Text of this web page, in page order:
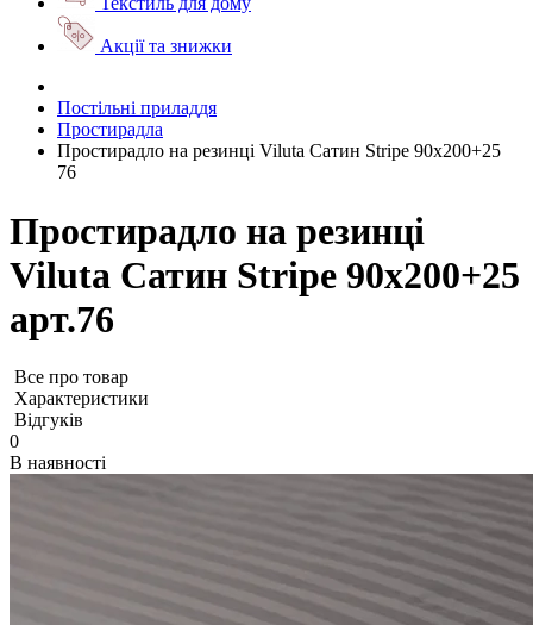
Акції та знижки
Постільні приладдя
Простирадла
Простирадло на резинці Viluta Сатин Stripe 90х200+25
76
Простирадло на резинці
Viluta Сатин Stripe 90х200+25
арт.76
Все про товар
Характеристики
Відгуків
0
В наявності